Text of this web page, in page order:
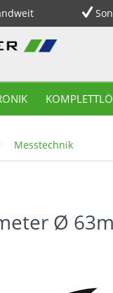
Messtechnik
Ø